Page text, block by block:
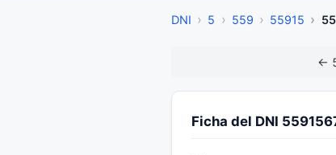
DNI 5 559 55915
←
Ficha del DNI